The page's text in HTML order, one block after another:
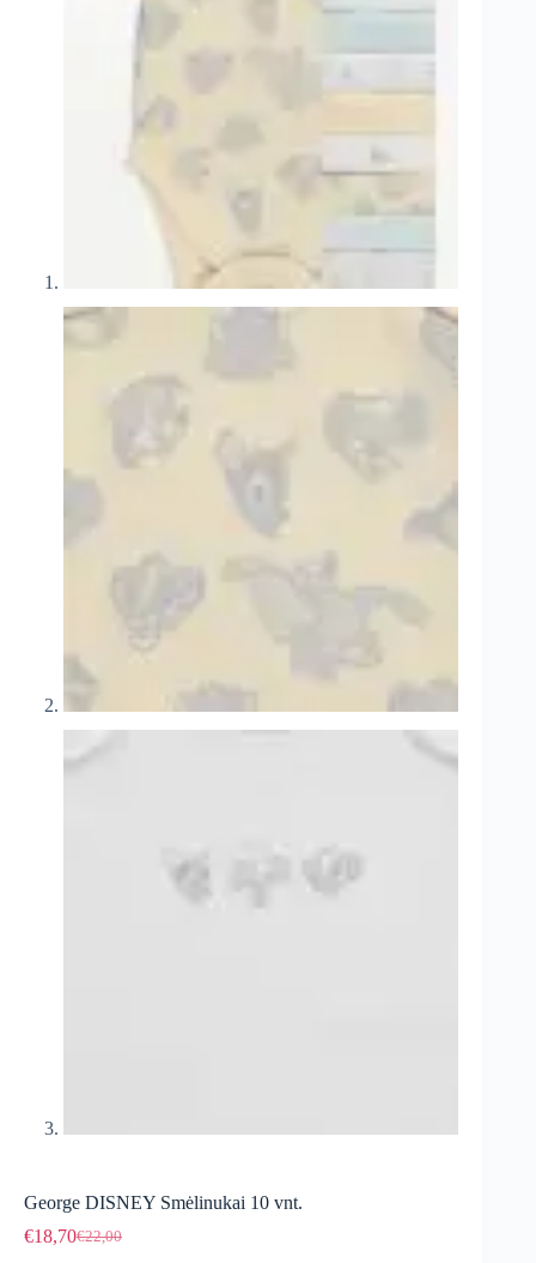
George DISNEY Smėlinukai 10 vnt.
€22,00
Original
€18,70Current